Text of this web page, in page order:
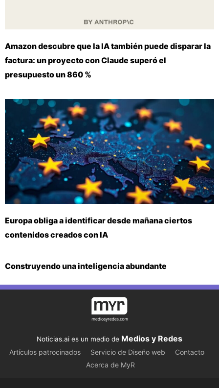
Amazon descubre que la IA también puede disparar la
factura: un proyecto con Claude superó el
presupuesto un 860 %
Europa obliga a identificar desde mañana ciertos
contenidos creados con IA
Construyendo una inteligencia abundante
Noticias.ai es un medio de Medios y Redes
Artículos patrocinados Servicio de Diseño web
Contacto
Acerca de MyR